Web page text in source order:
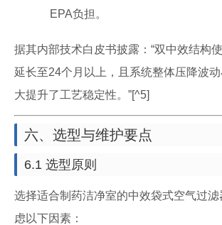
EPA负担。
据其内部技术白皮书披露：“双中效结构
延长至24个月以上，且系统整体压降波
大提升了工艺稳定性。”[^5]
六、选型与维护要点
6.1 选型原则
选择适合制药洁净室的中效袋式空气过
虑以下因素：